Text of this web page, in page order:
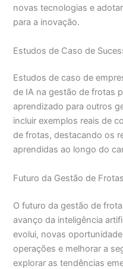
novas tecnologias e
para a inovação.
Estudos de Caso de
Estudos de caso de
de IA na gestão de frotas
aprendizado para outros
incluir exemplos reais de
de frotas, destacando os
aprendidas ao longo do
Futuro da Gestão de
O futuro da gestão de
avanço da inteligência
evolui, novas
operações e melhorar a
explorar as tendências